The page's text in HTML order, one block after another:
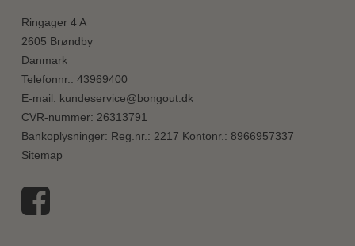
Ringager 4 A
2605 Brøndby
Danmark
Telefonnr. : 43969400
E-mail: kundeservice@bongout.dk
CVR-nummer: 26313791
Bankoplysninger: Reg.nr.: 2217 Kontonr.: 8966957337
Sitemap